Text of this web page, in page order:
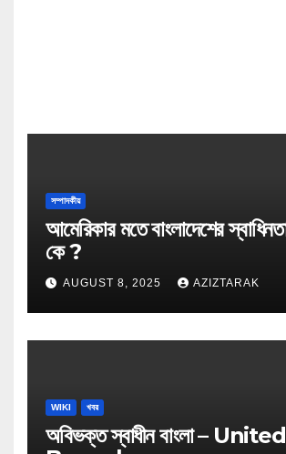
সম্পাদকীয়
আমেরিকার মতে বাংলাদেশের স্বাধিনতার ঘোষক
কে ?
AUGUST 8, 2025 AZIZTARAK
WIKI খবর
অবিভক্ত স্বাধীন বাংলা – United